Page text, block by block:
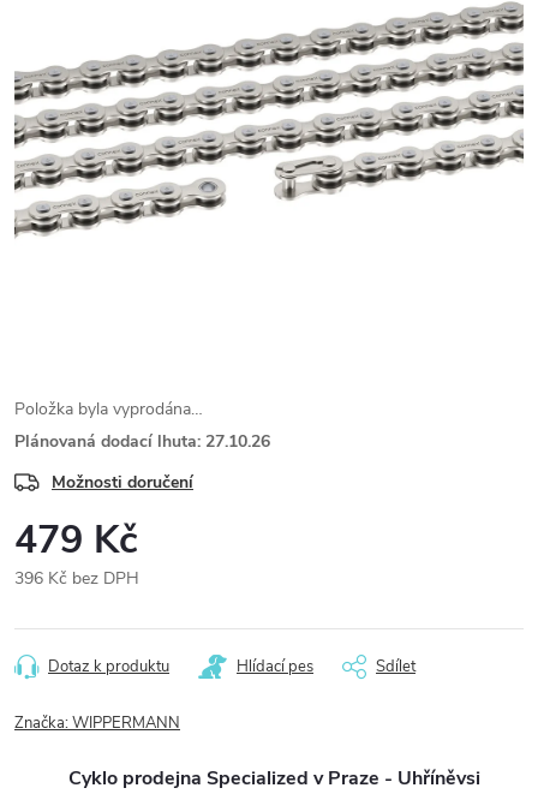
Položka byla vyprodána…
Plánovaná dodací lhuta: 27.10.26
Možnosti doručení
479 Kč
396 Kč bez DPH
cena:
Dotaz k produktu Hlídací pes Sdílet
Značka:WIPPERMANN
Cyklo prodejna Specialized v Praze - Uhříněvsi